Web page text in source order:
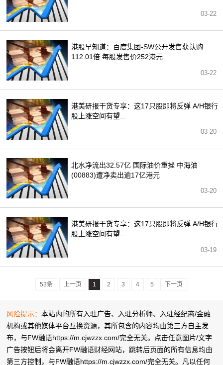
03-22
港股早知道：百度集团-SW公开发售获认购
112.01倍 每股发售价252港元
03-22
港美研报干货专享：这17只股即将反弹 A/H银行
股上涨空间有望...
03-20
北水净流出32.57亿 国际油价重挫 中海油
(00883)遭净卖出逾17亿港元
03-20
港美研报干货专享：这17只股即将反弹 A/H银行
股上涨空间有望...
03-19
53条 上一页 1 2 3 4 5 下一页
风险提示：本站内的所有入驻广告、入驻分析师、入驻经纪商/金融
机构或其他媒体平台互换资源，其所包含的内容均由第三方自主发
布，与FW融语https://m.cjwzzx.com/完全无关。点击任意图片/文字
广告按钮后将会离开FW融语财经网站，跳转后页面的所有信息均由
第三方控制，与FW融语https://m.cjwzzx.com/完全无关。凡以任何